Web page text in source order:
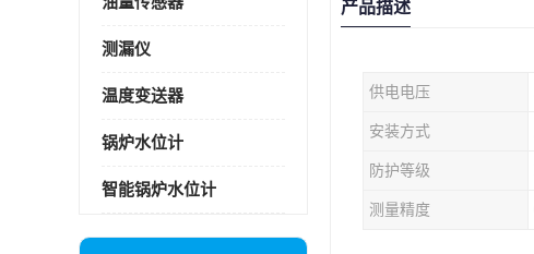
测漏仪
温度变送器
锅炉水位计
智能锅炉水位计
产品描述
供电电压
安装方式
防护等级
测量精度